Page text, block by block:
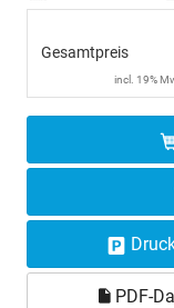
Gesamtpreis
incl. 19%
PDF-